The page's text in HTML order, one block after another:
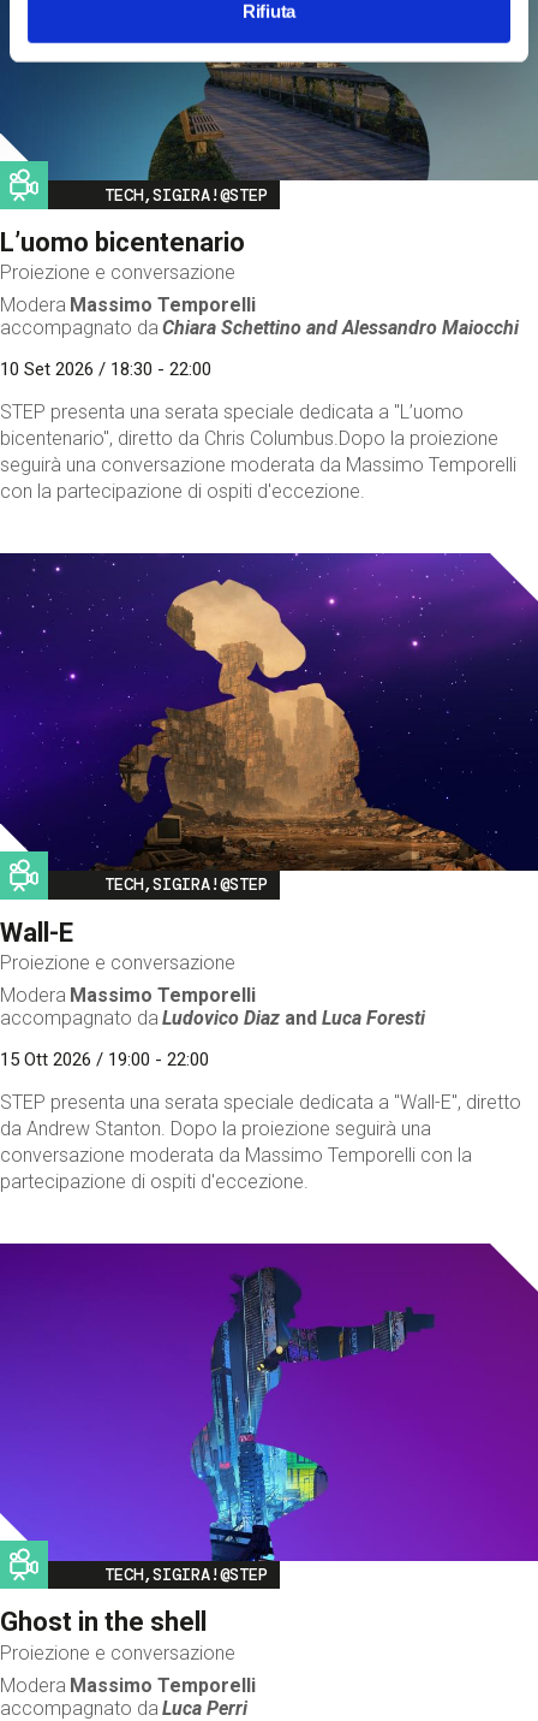
Rifiuta
Image
TECH,SIGIRA!@STEP
L’uomo bicentenario
Proiezione e conversazione
Modera Massimo Temporelli
accompagnato da Chiara Schettino andAlessandro Maiocchi
10 Set 2026 / 18:30 - 22:00
STEP presenta una serata speciale dedicata a "L’uomo
bicentenario", diretto da Chris Columbus.Dopo la proiezione
seguirà una conversazione moderata da Massimo Temporelli
con la partecipazione di ospiti d'eccezione.
Image
TECH,SIGIRA!@STEP
Wall-E
Proiezione e conversazione
Modera Massimo Temporelli
accompagnato da Ludovico Diaz andLuca Foresti
15 Ott 2026 / 19:00 - 22:00
STEP presenta una serata speciale dedicata a "Wall-E", diretto
da Andrew Stanton. Dopo la proiezione seguirà una
conversazione moderata da Massimo Temporelli con la
partecipazione di ospiti d'eccezione.
Image
TECH,SIGIRA!@STEP
Ghost in the shell
Proiezione e conversazione
Modera Massimo Temporelli
accompagnato da Luca Perri